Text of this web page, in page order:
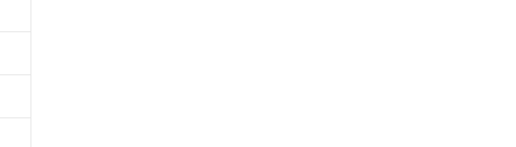
る予定のある商品です。
応品を出す予定はありません。
です。
た場合などやむを得ず変更すること
します。
します。